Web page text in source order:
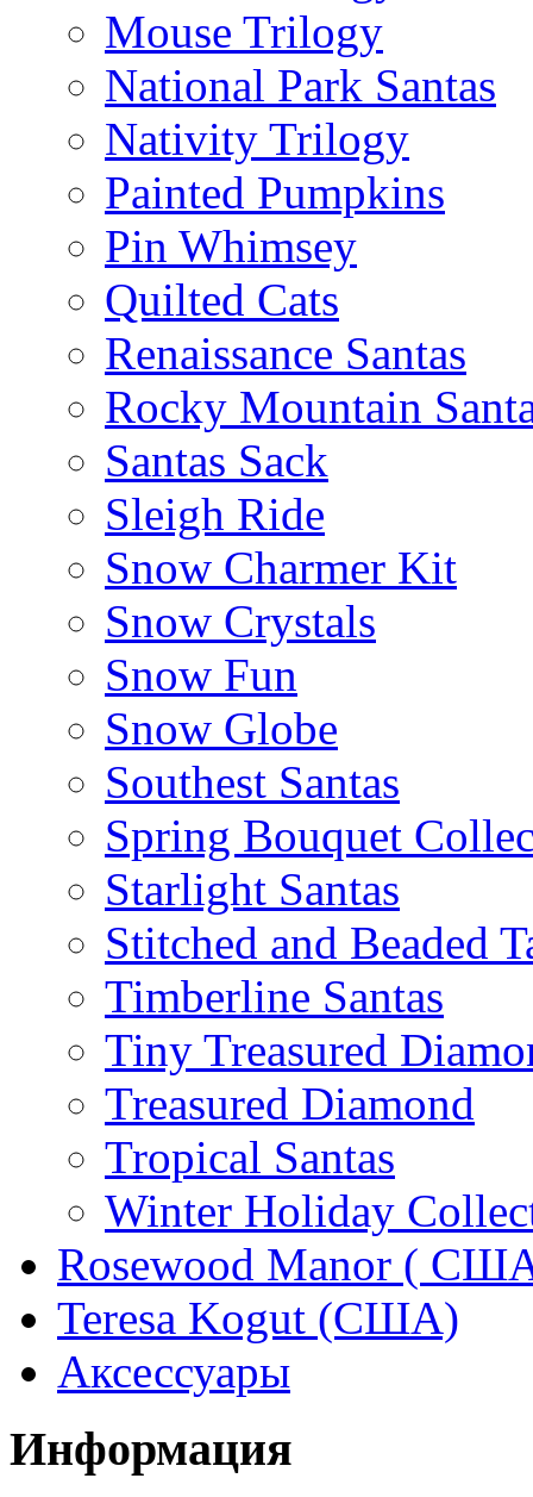
Mouse Trilogy
National Park Santas
Nativity Trilogy
Painted Pumpkins
Pin Whimsey
Quilted Cats
Renaissance Santas
Rocky Mountain
Santas Sack
Sleigh Ride
Snow Charmer Kit
Snow Crystals
Snow Fun
Snow Globe
Southest Santas
Spring Bouquet
Starlight Santas
Stitched and Beaded
Timberline Santas
Tiny Treasured
Treasured Diamond
Tropical Santas
Winter Holiday
Rosewood Manor (
Teresa Kogut (США)
Аксессуары
Информация